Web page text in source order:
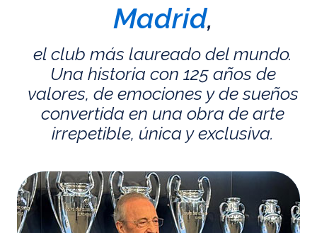
Madrid,
el club más laureado del mundo.
Una historia con 125 años de
valores, de emociones y de sueños
convertida en una obra de arte
irrepetible, única y exclusiva.